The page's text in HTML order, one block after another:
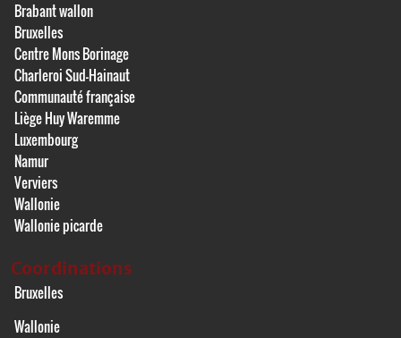
Brabant wallon
Bruxelles
Centre Mons Borinage
Charleroi Sud-Hainaut
Communauté française
Liège Huy Waremme
Luxembourg
Namur
Verviers
Wallonie
Wallonie picarde
Coordinations
Bruxelles
Wallonie